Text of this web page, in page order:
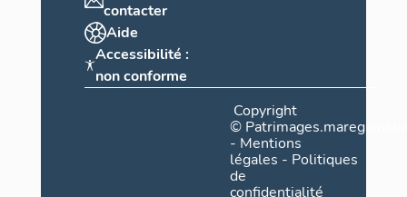
contacter
Aide
Accessibilité :
non conforme
Copyright
©
- Mentions
légales - Politiques
de
confidentialité